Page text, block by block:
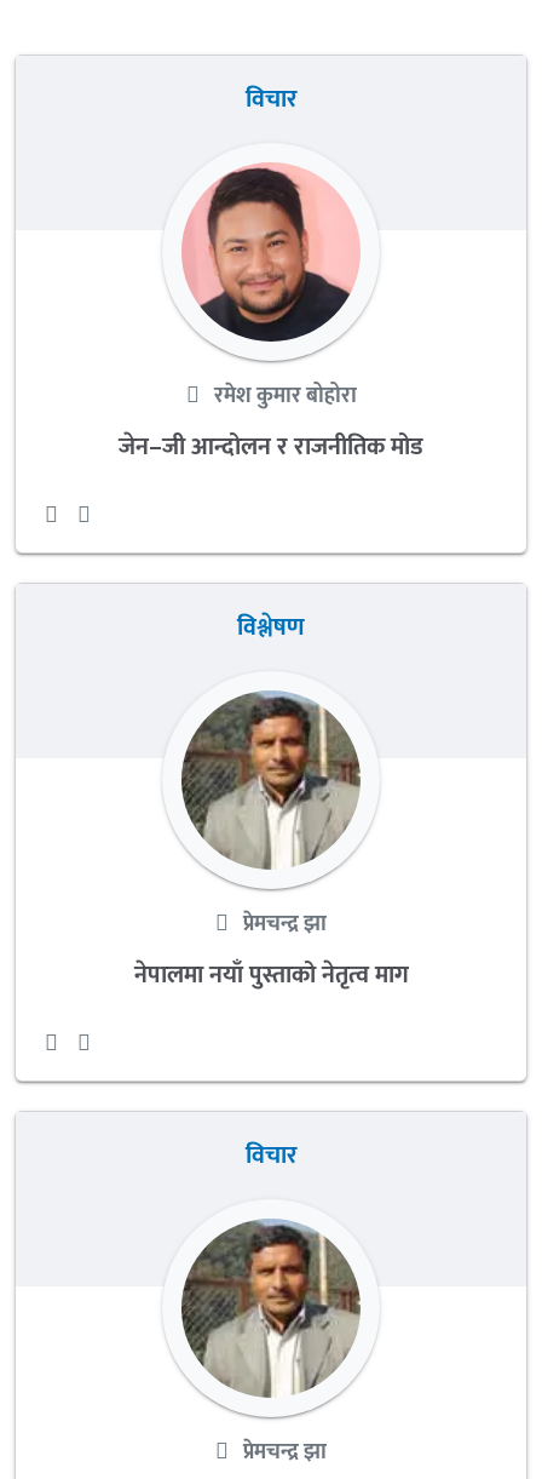
विचार
रमेश कुमार बोहोरा
जेन–जी आन्दोलन र राजनीतिक मोड
विश्लेषण
प्रेमचन्द्र झा
नेपालमा नयाँ पुस्ताको नेतृत्व माग
विचार
प्रेमचन्द्र झा